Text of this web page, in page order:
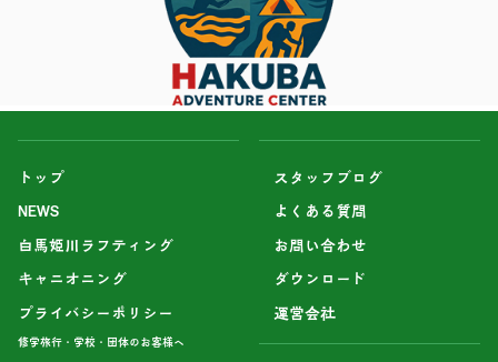
トップ
NEWS
白馬姫川ラフティング
キャニオニング
プライバシーポリシー
修学旅行・学校・団体のお客様へ
スタッフブログ
よくある質問
お問い合わせ
ダウンロード
運営会社